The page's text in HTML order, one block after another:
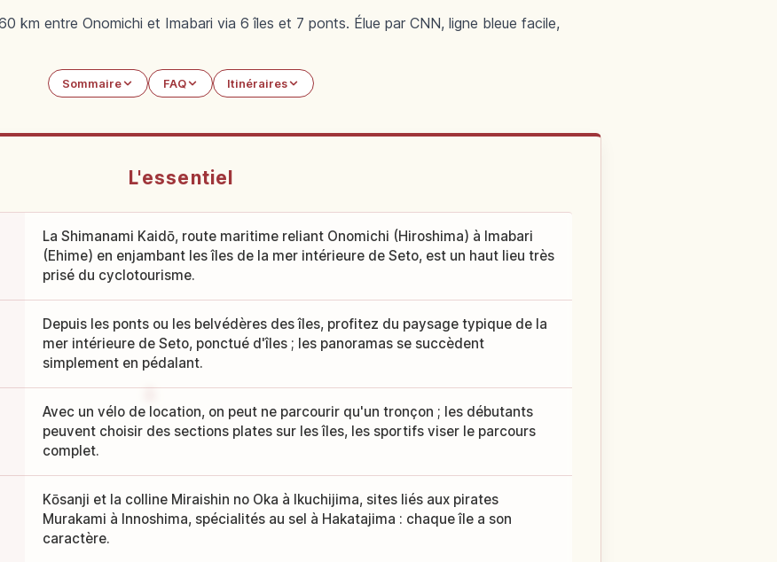
km entre Onomichi et Imabari via 6 îles et 7 ponts. Élue par CNN, ligne bleue facile,
Sommaire FAQ Itinéraires
L'essentiel
La Shimanami Kaidō, route maritime reliant Onomichi (Hiroshima) à Imabari
(Ehime) en enjambant les îles de la mer intérieure de Seto, est un haut lieu très
prisé du cyclotourisme.
Depuis les ponts ou les belvédères des îles, profitez du paysage typique de la
mer intérieure de Seto, ponctué d'îles ; les panoramas se succèdent
simplement en pédalant.
Avec un vélo de location, on peut ne parcourir qu'un tronçon ; les débutants
peuvent choisir des sections plates sur les îles, les sportifs viser le parcours
complet.
Kōsanji et la colline Miraishin no Oka à Ikuchijima, sites liés aux pirates
Murakami à Innoshima, spécialités au sel à Hakatajima : chaque île a son
caractère.